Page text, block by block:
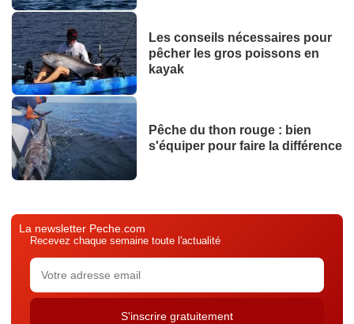
Les conseils nécessaires pour
pêcher les gros poissons en
kayak
Pêche du thon rouge : bien
s'équiper pour faire la différence
La newsletter Peche.com
Recevez chaque semaine toute l'actualité